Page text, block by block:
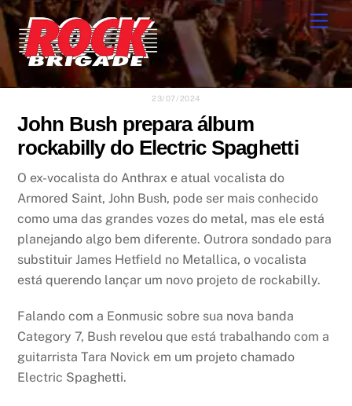
Skip
to
content
23/07/2024
John Bush prepara álbum
rockabilly do Electric Spaghetti
O ex-vocalista do Anthrax e atual vocalista do
Armored Saint, John Bush, pode ser mais conhecido
como uma das grandes vozes do metal, mas ele está
planejando algo bem diferente. Outrora sondado para
substituir James Hetfield no Metallica, o vocalista
está querendo lançar um novo projeto de rockabilly.
Falando com a Eonmusic sobre sua nova banda
Category 7, Bush revelou que está trabalhando com a
guitarrista Tara Novick em um projeto chamado
Electric Spaghetti.